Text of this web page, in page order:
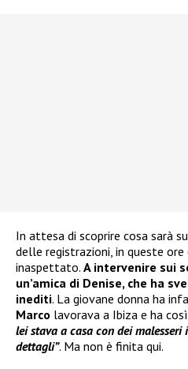
In attesa di scoprire cosa sarà
delle registrazioni, in queste
inaspettato. A intervenire sui
un’amica di Denise, che ha
inediti. La giovane donna ha
Marco lavorava a Ibiza e ha
lei stava a casa con dei
dettagli”. Ma non è finita qui.